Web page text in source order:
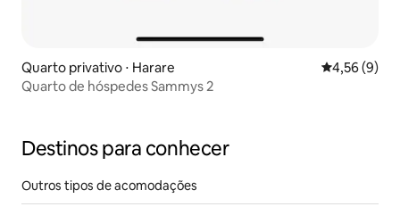
Quarto privativo ⋅ Harare 4,56 de uma
4,56 (9)
Quarto de hóspedes Sammys 2
Destinos para conhecer
Outros tipos de acomodações